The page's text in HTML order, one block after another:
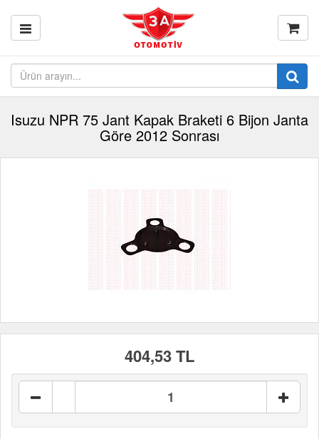
Isuzu NPR 75 Jant Kapak Braketi 6 Bijon Janta
Göre 2012 Sonrası
404,53 TL